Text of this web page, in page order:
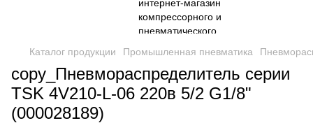
Каталог продукции Промышленная пневматика
copy_Пневмораспределитель серии
TSK 4V210-L-06 220в 5/2 G1/8"
(000028189)